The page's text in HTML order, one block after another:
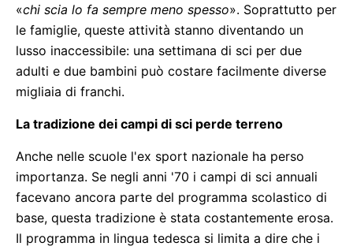
«chi scia lo fa sempre meno spesso». Soprattutto per
le famiglie, queste attività stanno diventando un
lusso inaccessibile: una settimana di sci per due
adulti e due bambini può costare facilmente diverse
migliaia di franchi.
La tradizione dei campi di sci perde terreno
Anche nelle scuole l'ex sport nazionale ha perso
importanza. Se negli anni '70 i campi di sci annuali
facevano ancora parte del programma scolastico di
base, questa tradizione è stata costantemente erosa.
Il programma in lingua tedesca si limita a dire che i